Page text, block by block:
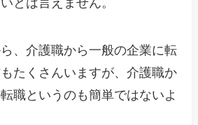
、介護職から一般の企業に転
たくさんいますが、介護職か
職というのも簡単ではないよ